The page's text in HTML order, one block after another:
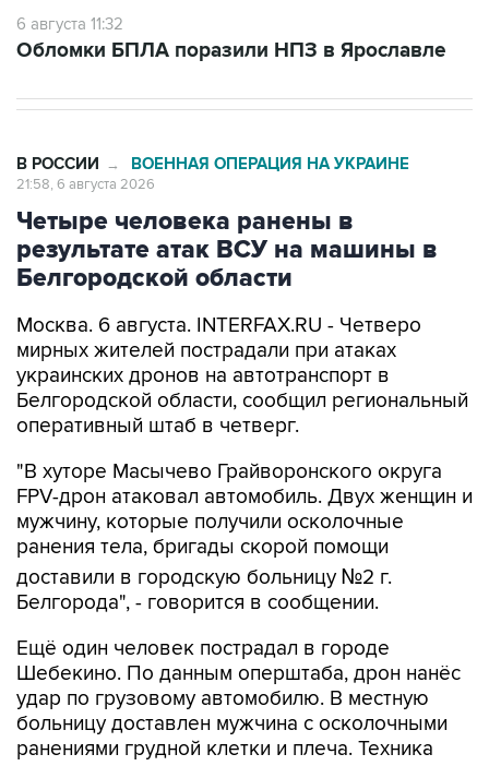
6 августа 11:32
Обломки БПЛА поразили НПЗ в Ярославле
В РОССИИ → ВОЕННАЯ ОПЕРАЦИЯ НА УКРАИНЕ
21:58, 6 августа 2026
Четыре человека ранены в
результате атак ВСУ на машины в
Белгородской области
Москва. 6 августа. INTERFAX.RU - Четверо
мирных жителей пострадали при атаках
украинских дронов на автотранспорт в
Белгородской области, сообщил региональный
оперативный штаб в четверг.
"В хуторе Масычево Грайворонского округа
FPV-дрон атаковал автомобиль. Двух женщин и
мужчину, которые получили осколочные
ранения тела, бригады скорой помощи
доставили в городскую больницу №2 г.
Белгорода", - говорится в сообщении.
Ещё один человек пострадал в городе
Шебекино. По данным оперштаба, дрон нанёс
удар по грузовому автомобилю. В местную
больницу доставлен мужчина с осколочными
ранениями грудной клетки и плеча. Техника